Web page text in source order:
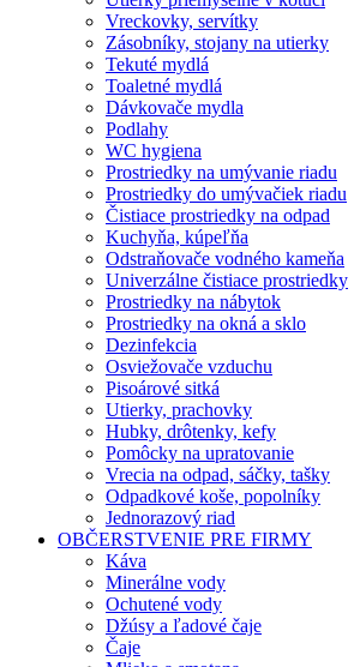
Vreckovky, servítky
Zásobníky, stojany na utierky
Tekuté mydlá
Toaletné mydlá
Dávkovače mydla
Podlahy
WC hygiena
Prostriedky na umývanie riadu
Prostriedky do umývačiek riadu
Čistiace prostriedky na odpad
Kuchyňa, kúpeľňa
Odstraňovače vodného kameňa
Univerzálne čistiace prostriedky
Prostriedky na nábytok
Prostriedky na okná a sklo
Dezinfekcia
Osviežovače vzduchu
Pisoárové sitká
Utierky, prachovky
Hubky, drôtenky, kefy
Pomôcky na upratovanie
Vrecia na odpad, sáčky, tašky
Odpadkové koše, popolníky
Jednorazový riad
OBČERSTVENIE PRE FIRMY
Káva
Minerálne vody
Ochutené vody
Džúsy a ľadové čaje
Čaje